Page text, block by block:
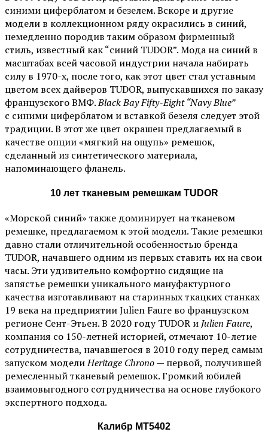
синими циферблатом и безелем. Вскоре и другие
модели в коллекционном ряду окрасились в синий,
немедленно породив таким образом фирменный
стиль, известный как “синий TUDOR”. Мода на синий в
масштабах всей часовой индустрии начала набирать
силу в 1970-х, после того, как этот цвет стал уставным
цветом всех дайверов TUDOR, выпускавшихся по заказу
французского ВМФ.Black Bay Fifty-Eight “Navy Blue”
с синими циферблатом и вставкой безеля следует этой
традиции. В этот же цвет окрашен предлагаемый в
качестве опции «мягкий на ощупь» ремешок,
сделанный из синтетического материала,
напоминающего фланель.
10 лет тканевым ремешкам TUDOR
«Морской синий» также доминирует на тканевом
ремешке, предлагаемом к этой модели. Такие ремешки
давно стали отличительной особенностью бренда
TUDOR, начавшего одним из первых ставить их на свои
часы. Эти удивительно комфортно сидящие на
запястье ремешки уникального мануфактурного
качества изготавливают на старинных ткацких станках
19 века на предприятии Julien Faure во французском
регионе Сент-Этьен. В 2020 году TUDOR и Julien Faure,
компания со 150-летней историей, отмечают 10-летие
сотрудничества, начавшегося в 2010 году перед самым
запуском моделиHeritage Chrono— первой, получившей
ремесленный тканевый ремешок. Громкий юбилей
взаимовыгодного сотрудничества на основе глубокого
экспертного подхода.
Калибр MT5402